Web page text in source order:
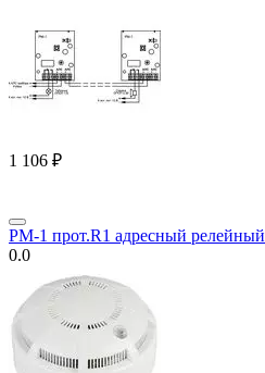
1 106 ₽
РМ-1 прот.R1 адресный
0.0